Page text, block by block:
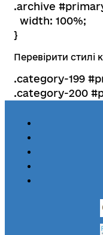
.archive
width: 100%;
}
Перевірити стилі
.category-199
.category-200